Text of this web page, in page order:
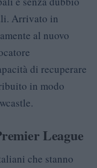
Arrivato in
al nuovo
di recuperare
in modo
League
che stanno